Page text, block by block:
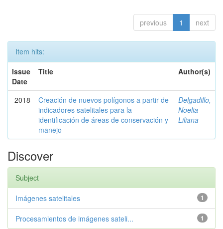
previous 1 next
Item hits:
Issue
Date
Title Author(s)
2018
Creación de nuevos polígonos a partir de
indicadores satelitales para la
identificación de áreas de conservación y
manejo
Delgadillo,
Noelia
Liliana
Discover
Subject
1
Imágenes satelitales
1
Procesamientos de imágenes sateli...